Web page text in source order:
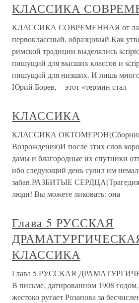
КЛАССИКА
КЛАССИКА СОВРЕМЕННАЯ от лат.
первоклассный, образцовый.Как
римской традиции выделялись
пишущий для высших классов и
пишущий для низших. И лишь
Юрий Борев, – этот «термин стал
КЛАССИКА
КЛАССИКА ОКТОМЕРОН(Сборник
Возрождения)И после этих слов
дамы и благородные их спутники
ибо следующий день сулил им
забав.РАЗБИТЫЕ
люди! Вы можете ликовать: она
Глава 5 РУССКАЯ
КЛАССИКА
Глава 5 РУССКАЯ
В письме, датированном 1908
жестоко ругает Розанова за